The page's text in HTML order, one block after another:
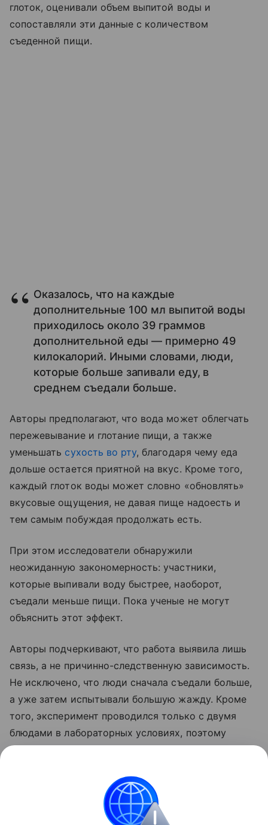
глоток, оценивали объем выпитой воды и
сопоставляли эти данные с количеством
съеденной пищи.
Оказалось, что на каждые
дополнительные 100 мл выпитой воды
приходилось около 39 граммов
дополнительной еды — примерно 49
килокалорий. Иными словами, люди,
которые больше запивали еду, в
среднем съедали больше.
Авторы предполагают, что вода может облегчать
пережевывание и глотание пищи, а также
уменьшать сухость во рту, благодаря чему еда
дольше остается приятной на вкус. Кроме того,
каждый глоток воды может словно «обновлять»
вкусовые ощущения, не давая пище надоесть и
тем самым побуждая продолжать есть.
При этом исследователи обнаружили
неожиданную закономерность: участники,
которые выпивали воду быстрее, наоборот,
съедали меньше пищи. Пока ученые не могут
объяснить этот эффект.
Авторы подчеркивают, что работа выявила лишь
связь, а не причинно-следственную зависимость.
Не исключено, что люди сначала съедали больше,
а уже затем испытывали большую жажду. Кроме
того, эксперимент проводился только с двумя
блюдами в лабораторных условиях, поэтому
результаты еще предстоит проверить в более